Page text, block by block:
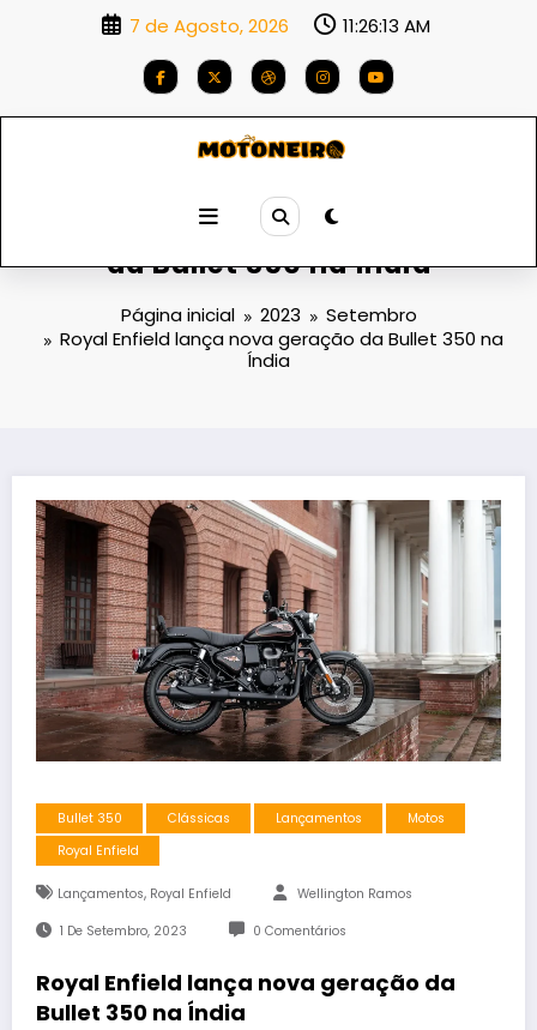
7 de Agosto, 2026 11:26:14 AM
Royal Enfield lança nova geração
da Bullet 350 na Índia
Página inicial 2023
Setembro
Royal Enfield lança nova geração da Bullet 350 na
Índia
Bullet 350 Clássicas Lançamentos
Motos
Royal Enfield
Lançamentos, Royal Enfield Wellington Ramos
1 De Setembro, 2023 0 Comentários
Royal Enfield lança nova geração da
Bullet 350 na Índia